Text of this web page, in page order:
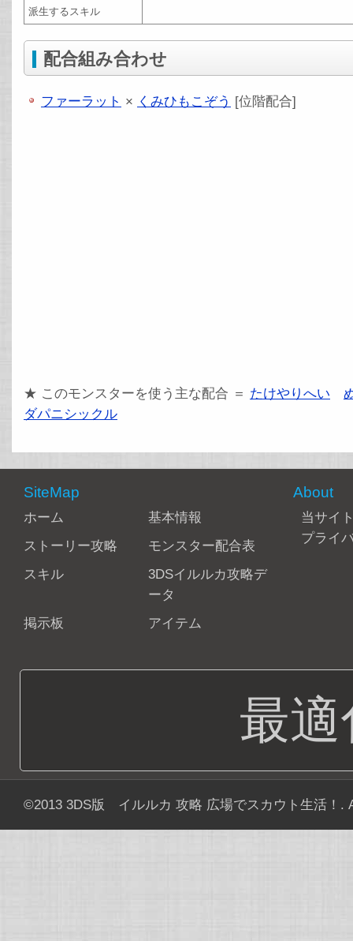
派生するスキル
配合組み合わせ
ファーラット × くみひもこぞう [位階配合]
★ このモンスターを使う主な配合 ＝ たけやりへい
ダパニシックル
SiteMap
ホーム
基本情報
ストーリー攻略
モンスター配合表
スキル
3DSイルルカ攻略デ
ータ
掲示板
アイテム
About
当サイ
プライ
最
©2013 3DS版 イルルカ 攻略 広場でスカウト生活！ .